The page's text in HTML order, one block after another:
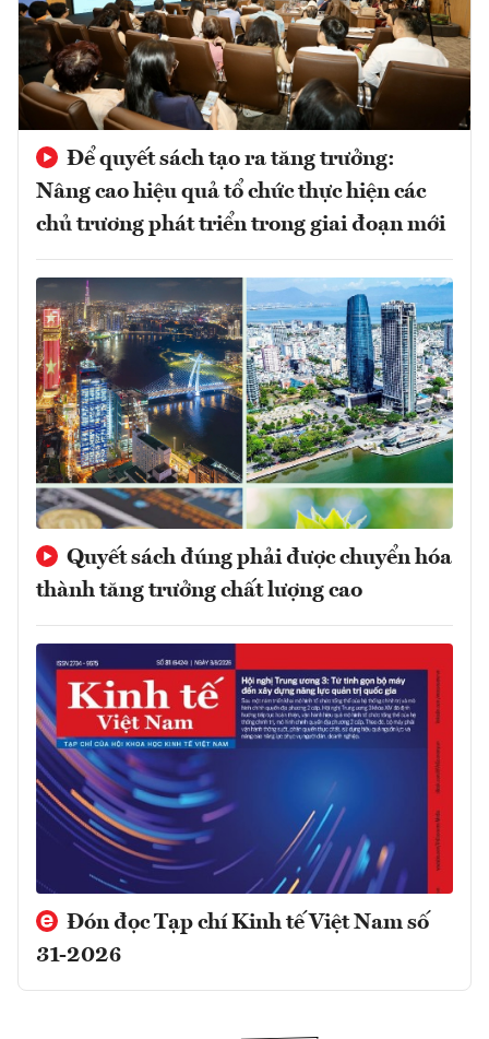
Để quyết sách tạo ra tăng trưởng:
Nâng cao hiệu quả tổ chức thực hiện các
chủ trương phát triển trong giai đoạn mới
Quyết sách đúng phải được chuyển hóa
thành tăng trưởng chất lượng cao
Đón đọc Tạp chí Kinh tế Việt Nam số
31-2026